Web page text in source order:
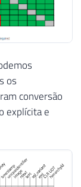
os
conversão
explícita e